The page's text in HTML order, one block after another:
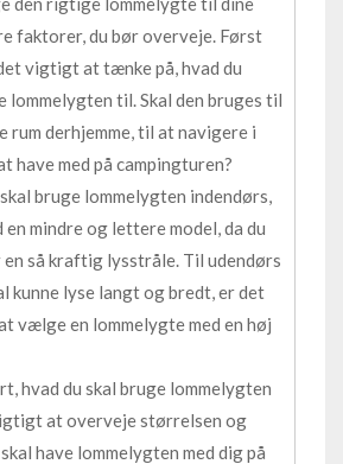
faktorer, du bør overveje. Først
vigtigt at tænke på, hvad du
til. Skal den bruges til
rum derhjemme, til at navigere i
have med på campingturen?
bruge lommelygten indendørs,
en mindre og lettere model, da du
så kraftig lysstråle. Til udendørs
kunne lyse langt og bredt, er det
vælge en lommelygte med en høj
hvad du skal bruge lommelygten
at overveje størrelsen og
have lommelygten med dig på